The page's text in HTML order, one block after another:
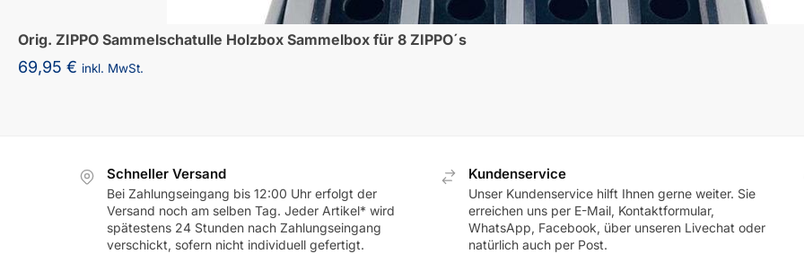
Orig. ZIPPO Sammelschatulle Holzbox Sammelbox für 8 ZIPPO´s
69,95 € inkl. MwSt.
Schneller Versand
Bei Zahlungseingang bis 12:00 Uhr erfolgt der
Versand noch am selben Tag. Jeder Artikel* wird
spätestens 24 Stunden nach Zahlungseingang
verschickt, sofern nicht individuell gefertigt.
Kundenservice
Unser Kundenservice hilft Ihnen gerne weiter. Sie
erreichen uns per E-Mail, Kontaktformular,
WhatsApp, Facebook, über unseren Livechat oder
natürlich auch per Post.